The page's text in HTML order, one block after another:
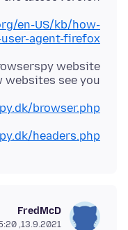
en-US/kb/how-
agent-firefox
website
websites see you:
browser.php
headers.php
FredMcD
13.9.2021, 5:20